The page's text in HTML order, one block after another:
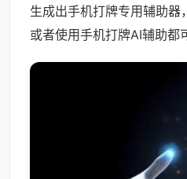
生成出手机打牌专用辅助器
或者使用手机打牌AI辅助都